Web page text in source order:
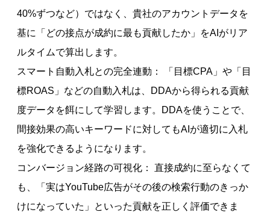
40%ずつなど）ではなく、貴社のアカウントデータを
基に「どの接点が成約に最も貢献したか」をAIがリア
ルタイムで算出します。
スマート自動入札との完全連動： 「目標CPA」や「目
標ROAS」などの自動入札は、DDAから得られる貢献
度データを餌にして学習します。DDAを使うことで、
間接効果の高いキーワードに対してもAIが適切に入札
を強化できるようになります。
コンバージョン経路の可視化： 直接成約に至らなくて
も、「実はYouTube広告がその後の検索行動のきっか
けになっていた」といった貢献を正しく評価できま